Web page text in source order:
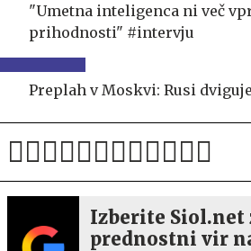
"Umetna inteligenca ni več
prihodnosti" #intervju
Preplah v Moskvi: Rusi
Izberite Siol.net
prednostni vir